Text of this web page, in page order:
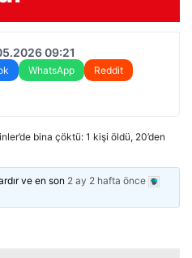
09:21
WhatsApp
Reddit
bina çöktü: 1 kişi öldü, 20’den
ve en son 2 ay 2 hafta önce